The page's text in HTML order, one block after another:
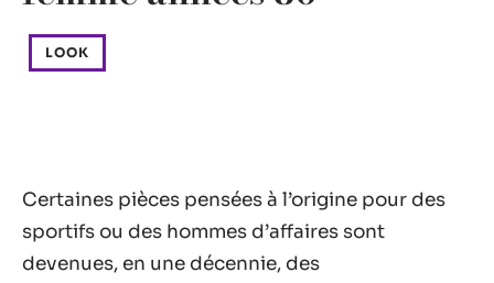
LOOK
Certaines pièces pensées à l’origine pour des
sportifs ou des hommes d’affaires sont
devenues, en une décennie, des